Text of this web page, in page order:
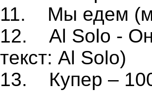
11. Мы едем
12. Al Solo -
текст: Al Solo)
13. Купер –